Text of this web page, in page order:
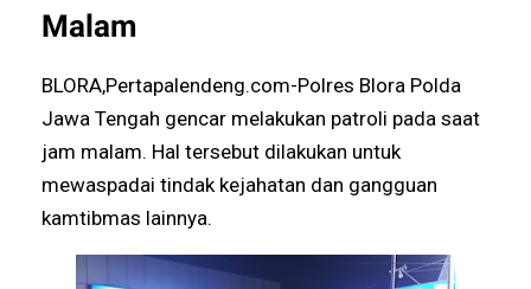
Malam
BLORA,Pertapalendeng.com-Polres Blora Polda
Jawa Tengah gencar melakukan patroli pada saat
jam malam. Hal tersebut dilakukan untuk
mewaspadai tindak kejahatan dan gangguan
kamtibmas lainnya.